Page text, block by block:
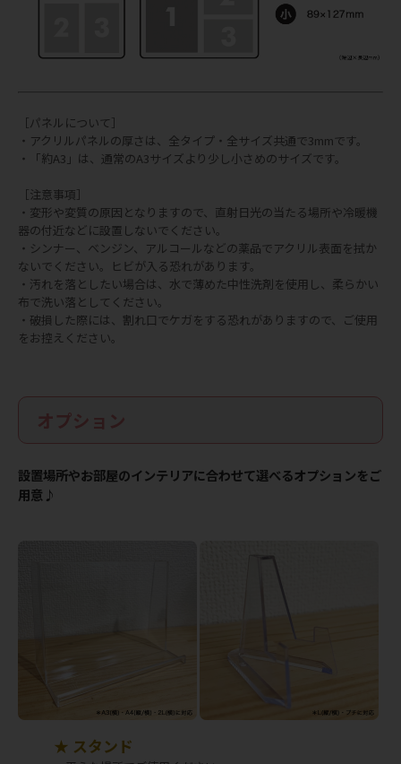
［パネルについて］
・アクリルパネルの厚さは、全タイプ・全サイズ共通で3mmです。
・「約A3」は、通常のA3サイズより少し小さめのサイズです。
［注意事項］
・変形や変質の原因となりますので、直射日光の当たる場所や冷暖機
器の付近などに設置しないでください。
・シンナー、ベンジン、アルコールなどの薬品でアクリル表面を拭か
ないでください。ヒビが入る恐れがあります。
・汚れを落としたい場合は、水で薄めた中性洗剤を使用し、柔らかい
布で洗い落としてください。
・破損した際には、割れ口でケガをする恐れがありますので、ご使用
をお控えください。
オプション
設置場所やお部屋のインテリアに合わせて選べるオプションをご
用意♪
★ スタンド